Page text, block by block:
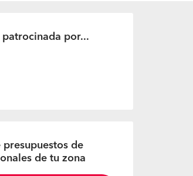
patrocinada por...
presupuestos de
de tu zona